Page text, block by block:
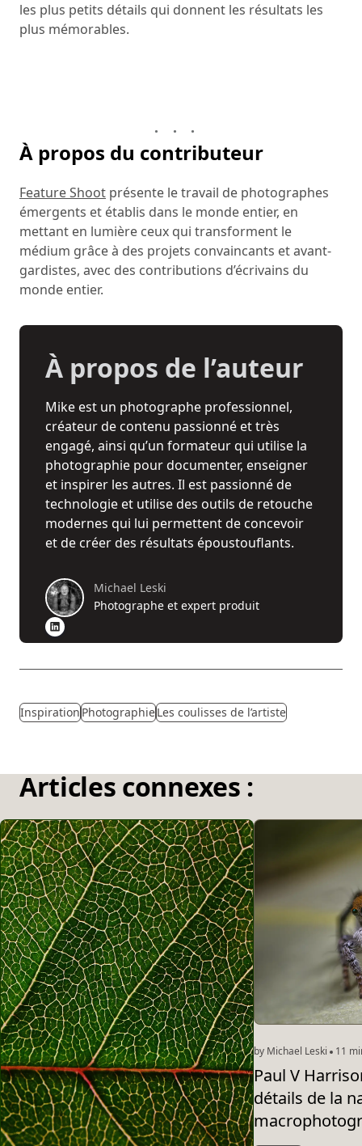
les plus petits détails qui donnent les résultats les
plus mémorables.
À propos du contributeur
Feature Shoot présente le travail de photographes
émergents et établis dans le monde entier, en
mettant en lumière ceux qui transforment le
médium grâce à des projets convaincants et avant-
gardistes, avec des contributions d’écrivains du
monde entier.
À propos de l’auteur
Mike est un photographe professionnel,
créateur de contenu passionné et très
engagé, ainsi qu’un formateur qui utilise la
photographie pour documenter, enseigner
et inspirer les autres. Il est passionné de
technologie et utilise des outils de retouche
modernes qui lui permettent de concevoir
et de créer des résultats époustouflants.
Michael Leski
Photographe et expert produit
InspirationPhotographieLes coulisses de l’artiste
Articles connexes :
by Michael Leski 11
Paul V
détails de la